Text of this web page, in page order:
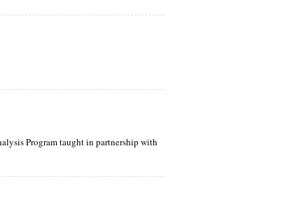
Program taught in partnership with